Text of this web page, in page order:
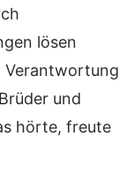
lösen
Verantwortung
und
hörte, freute